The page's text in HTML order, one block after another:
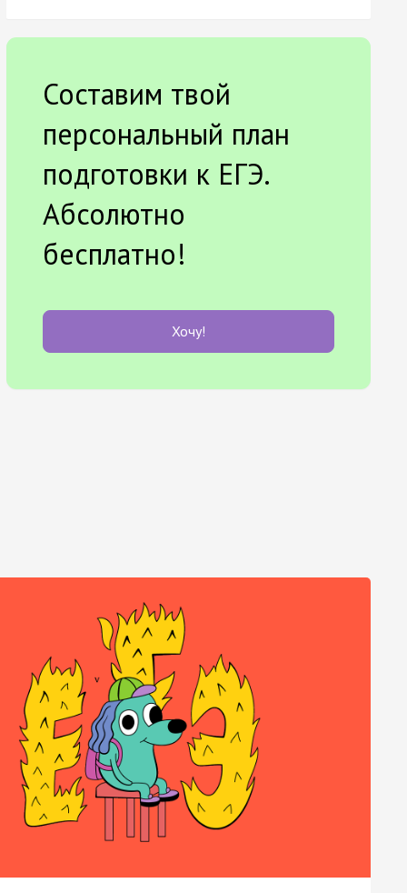
Составим твой
персональный план
подготовки к ЕГЭ.
Абсолютно
бесплатно!
Хочу!